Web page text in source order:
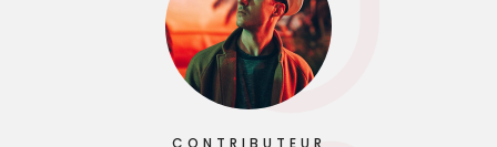
CONTRIBUTEUR